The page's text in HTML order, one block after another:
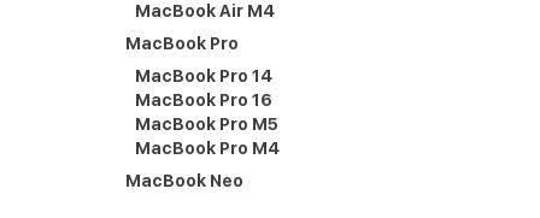
MacBook Air M4
MacBook Pro
MacBook Pro 14
MacBook Pro 16
MacBook Pro M5
MacBook Pro M4
MacBook Neo